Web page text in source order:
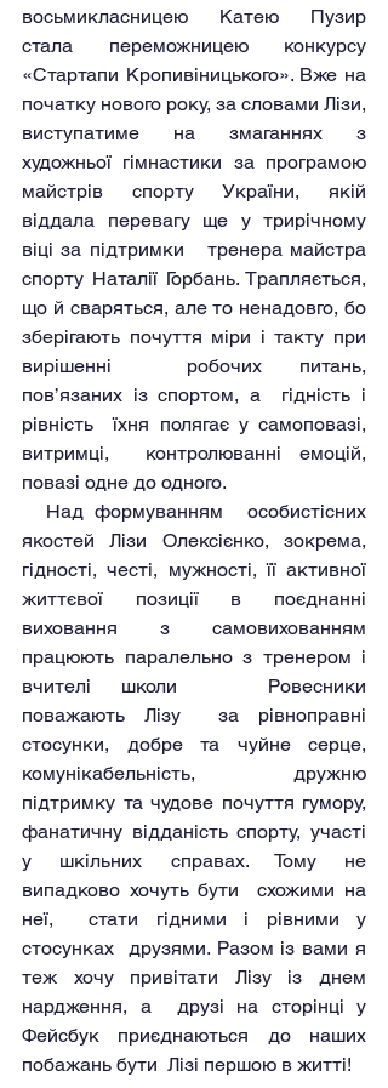
восьмикласницею Катею Пузир
стала переможницею конкурсу
«Стартапи Кропивіницького». Вже на
початку нового року, за словами Лізи,
виступатиме на змаганнях з
художньої гімнастики за програмою
майстрів спорту України, якій
віддала перевагу ще у трирічному
віці за підтримки   тренера майстра
спорту Наталії Горбань. Трапляється,
що й сваряться, але то ненадовго, бо
зберігають почуття міри і такту при
вирішенні  робочих питань,
пов’язаних із спортом, а  гідність і
рівність  їхня полягає у самоповазі,
витримці,  контролюванні емоцій,
повазі одне до одного.
якостей Лізи Олексієнко, зокрема,
гідності, честі, мужності, її активної
життєвої позиції в поєднанні
виховання з самовихованням
працюють паралельно з тренером і
вчителі школи   Ровесники
поважають Лізу  за рівноправні
стосунки, добре та чуйне серце,
комунікабельність, дружню
підтримку та чудове почуття гумору,
фанатичну відданість спорту, участі
у шкільних справах. Тому не
випадково хочуть бути  схожими на
неї,  стати гідними і рівними у
стосунках  друзями. Разом із вами я
теж хочу привітати Лізу із днем
нардження, а  друзі на сторінці у
Фейсбук приєднаються до наших
побажань бути  Лізі першою в житті!